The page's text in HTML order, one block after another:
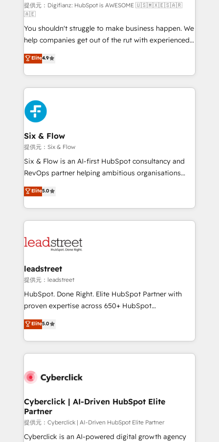
makes us different? 🚀 Top 0.5% of global HubSpot
agencies ⚙️ The strongest technical ability and
integration capabilities 💼 Consultative, long-term
partners who will embed ourselves into your
business, processes and systems 🏢 We specialise in
working with mid-market and enterprise
organisations, global organisations and those with
complex use cases 🏆 CRM Implementation,
Platform Enablement, Custom Integration and
Onboarding Accredited 🔐 ISO27001 & ISO9001
Certified
提供元：Digifianz: HubSpot is AWESOME 🇺🇸🇲🇽🇪🇸🇦🇷
🇦🇪
You shouldn't struggle to make business happen. We
help companies get out of the rut with experienced,
process-oriented teams implementing HubSpot
Marketing, Sales, Service, CMS and Operations Hub,
so selling and actually engaging with your customers
feels easy and pain-free. We are a top ranked
HubSpot Elite Partner, winner of Rookie of the Year
and Customer First Awards, 4.9/5 rating in HubSpot
Reviews and 4.9/5 rating in Clutch Reviews. Digifianz
helps the following industries: logistics & 3PL, home
improvement & construction, branding and
commercialization, real estate, health, education,
SaaS, Software Dev & IT and consulting, make the
the United States, EU, UAE, Mexico and Latin
America. From casual user to super fan: make
Elite4.9
Six & Flow
提供元：Six & Flow
Six & Flow is an AI-first HubSpot consultancy and
RevOps partner helping ambitious organisations
grow with clarity, confidence, and intelligence.
Operating across the UK, Netherlands, Ireland, and
Canada, we’ve delivered thousands of successful
HubSpot projects for mid-market and enterprise
combine HubSpot, data, and AI to design connected
and technology for predictable, scalable revenue
growth. Our expertise spans RevOps, CRM and data
architecture, AI enablement, and strategic marketing,
delivered through our proprietary FLAIR framework
Partner and ISO 27001:2022 certified consultancy,
we blend strategy, creativity, and technology to help
Elite5.0
leadstreet
提供元：leadstreet
HubSpot. Done Right. Elite HubSpot Partner with
proven expertise across 650+ HubSpot
implementations. With 12+ years of HubSpot
experience, we help you use the HubSpot platform
to its fullest capacity, improve your current HubSpot
website, or build your new one.
Elite5.0
Cyberclick | AI-Driven HubSpot Elite
Partner
提供元：Cyberclick | AI-Driven HubSpot Elite Partner
Cyberclick is an AI-powered digital growth agency